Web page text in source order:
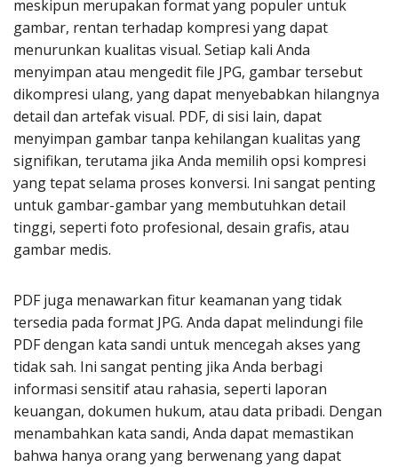
meskipun merupakan format yang populer untuk
gambar, rentan terhadap kompresi yang dapat
menurunkan kualitas visual. Setiap kali Anda
menyimpan atau mengedit file JPG, gambar tersebut
dikompresi ulang, yang dapat menyebabkan hilangnya
detail dan artefak visual. PDF, di sisi lain, dapat
menyimpan gambar tanpa kehilangan kualitas yang
signifikan, terutama jika Anda memilih opsi kompresi
yang tepat selama proses konversi. Ini sangat penting
untuk gambar-gambar yang membutuhkan detail
tinggi, seperti foto profesional, desain grafis, atau
gambar medis.
PDF juga menawarkan fitur keamanan yang tidak
tersedia pada format JPG. Anda dapat melindungi file
PDF dengan kata sandi untuk mencegah akses yang
tidak sah. Ini sangat penting jika Anda berbagi
informasi sensitif atau rahasia, seperti laporan
keuangan, dokumen hukum, atau data pribadi. Dengan
menambahkan kata sandi, Anda dapat memastikan
bahwa hanya orang yang berwenang yang dapat